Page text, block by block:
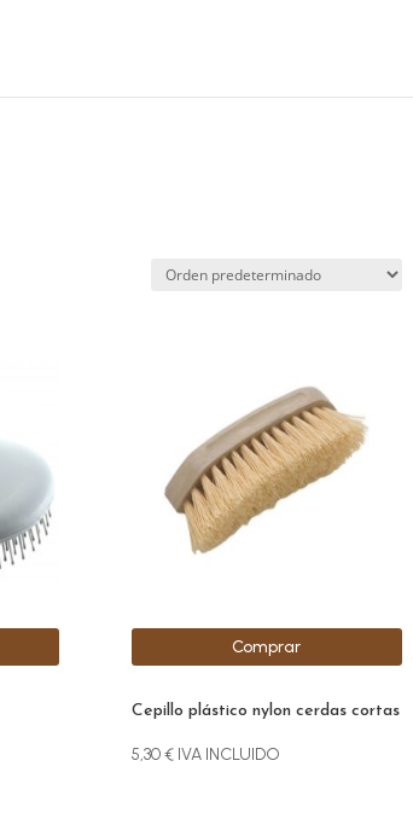
Cepillo plástico nylon cerdas cortas
5,30€ IVA INCLUIDO
Comprar